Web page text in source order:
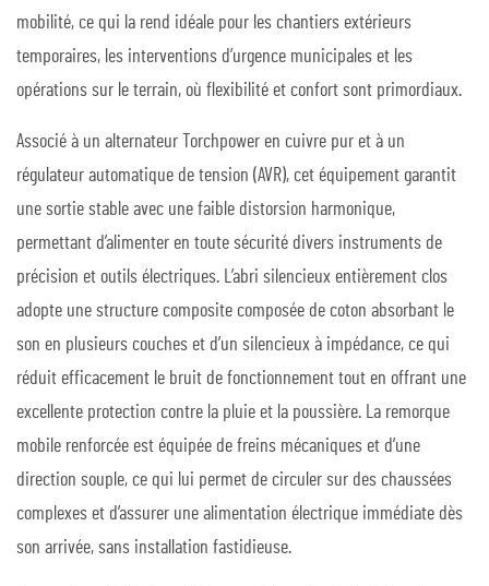
mobilité, ce qui la rend idéale pour les chantiers extérieurs
temporaires, les interventions d’urgence municipales et les
opérations sur le terrain, où flexibilité et confort sont primordiaux.
Associé à un alternateur Torchpower en cuivre pur et à un
régulateur automatique de tension (AVR), cet équipement garantit
une sortie stable avec une faible distorsion harmonique,
permettant d’alimenter en toute sécurité divers instruments de
précision et outils électriques. L’abri silencieux entièrement clos
adopte une structure composite composée de coton absorbant le
son en plusieurs couches et d’un silencieux à impédance, ce qui
réduit efficacement le bruit de fonctionnement tout en offrant une
excellente protection contre la pluie et la poussière. La remorque
mobile renforcée est équipée de freins mécaniques et d’une
direction souple, ce qui lui permet de circuler sur des chaussées
complexes et d’assurer une alimentation électrique immédiate dès
son arrivée, sans installation fastidieuse.